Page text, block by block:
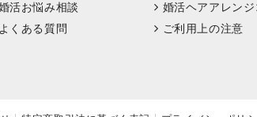
活お悩み相談 婚活ヘアアレンジ
よくある質問
ご利用上の注意